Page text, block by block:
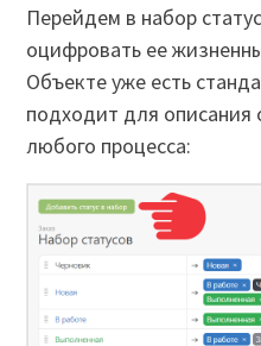
Перейдем в набор
оцифровать ее
Объекте уже есть
подходит для описания
любого процесса: